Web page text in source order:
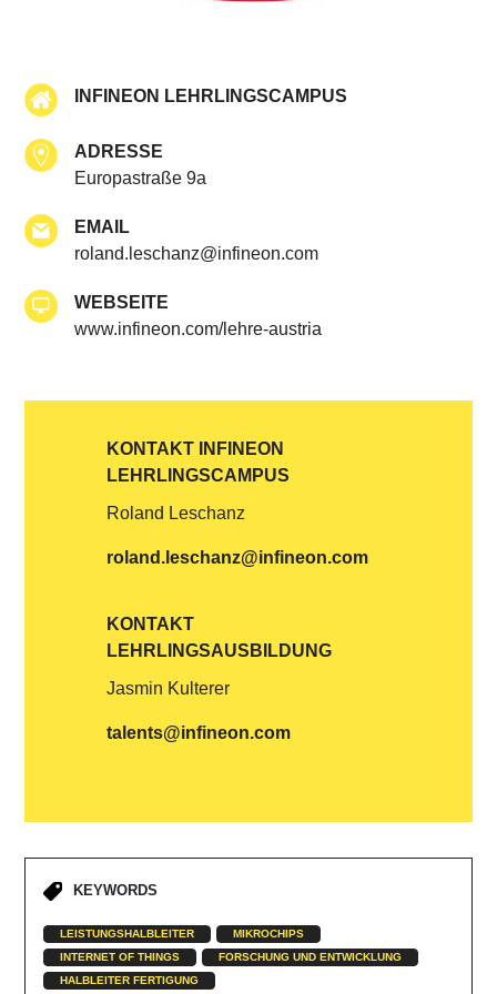
INFINEON LEHRLINGSCAMPUS
ADRESSE
Europastraße 9a
EMAIL
roland.leschanz@infineon.com
WEBSEITE
www.infineon.com/lehre-austria
KONTAKT INFINEON
LEHRLINGSCAMPUS
Roland Leschanz
roland.leschanz@infineon.com
KONTAKT
LEHRLINGSAUSBILDUNG
Jasmin Kulterer
talents@infineon.com
KEYWORDS
LEISTUNGSHALBLEITER
MIKROCHIPS
INTERNET OF THINGS
FORSCHUNG UND ENTWICKLUNG
HALBLEITER FERTIGUNG